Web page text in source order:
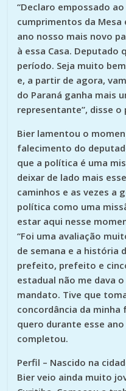
“Declaro empossado
cumprimentos da
ano nosso mais novo
à essa Casa. Deputado
período. Seja muito
e, a partir de agora,
do Paraná ganha mais
representante”, disse
Bier lamentou o
falecimento do
que a política é uma
deixar de lado mais
caminhos e as vezes a
política como uma
estar aqui nesse
“Foi uma avaliação
de semana e a história
prefeito, prefeito e
estadual não me dava
mandato. Tive que
concordância da
quero durante esse
completou.
Perfil – Nascido na
Bier veio ainda muito